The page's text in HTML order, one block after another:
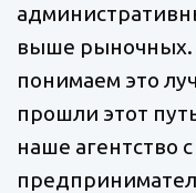
выше рыночных.
понимаем это
прошли этот
наше агентство